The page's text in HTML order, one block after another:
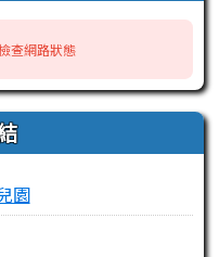
查網路狀態
園